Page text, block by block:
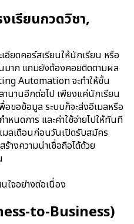
เรียนกวดวิชา,
อียดคอร์สเรียนให้นักเรียน หรือ
มาก แถมยังต้องคอยติดตามผล
Automationจะทำให้ขั้น
านานอีกต่อไป เพียงแค่นักเรียน
ขอข้อมูล ระบบก็จะส่งอีเมลหรือ
หนดการ และค่าใช้จ่ายไปให้ทันที
มลเตือนก่อนวันเปิดรับสมัคร
างความน่าเชื่อถือได้ด้วย
จอย่างต่อเนื่อง
to-Business)